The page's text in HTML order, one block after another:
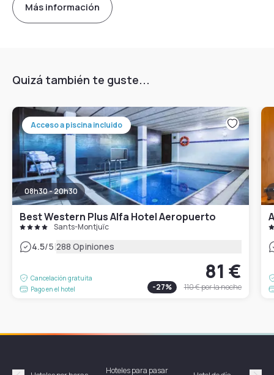
Más información
Quizá también te guste...
Acceso a piscina incluido
08h30 - 20h30
Best Western Plus Alfa Hotel Aeropuerto
Sants-Montjuïc
4.5/5|288 Opiniones
Cancelación gratuita
Pago en el hotel
81 €
-27% 110 €por la noche
Hoteles para pasar